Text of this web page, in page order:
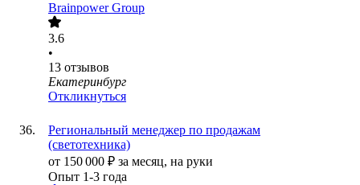
Brainpower Group
3.6
•
13 отзывов
Екатеринбург
Откликнуться
Региональный менеджер по продажам
(светотехника)
от 150 000 ₽ за месяц, на руки
Опыт 1-3 года